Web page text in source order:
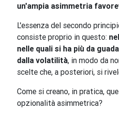
un'ampia asimmetria
L'essenza del secondo
consiste proprio in questo:
nelle quali si ha più da
dalla volatilità, in modo da
scelte che, a posteriori, si
Come si creano, in pratica,
opzionalità asimmetrica?